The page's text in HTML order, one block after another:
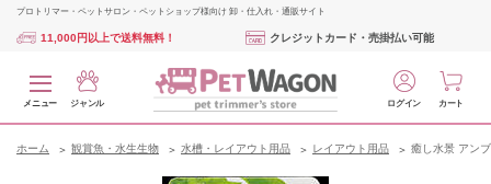
プロトリマー・ペットサロン・ペットショップ様向け 卸・仕入れ・通販サイト
11,000円以上で送料無料！ クレジットカード・売掛払い可能
メニュー ジャンル ログイン カート
ホーム 観賞魚・水生生物 水槽・レイアウト用品 レイアウト用品 癒し水景 アン